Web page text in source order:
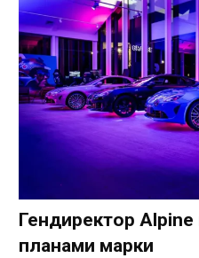
Гендиректор
планами марки